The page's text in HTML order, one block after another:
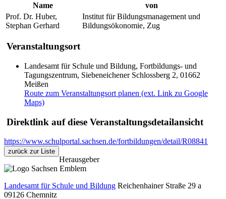
Name
von
Prof. Dr. Huber,
Stephan Gerhard
Institut für Bildungsmanagement und
Bildungsökonomie, Zug
Veranstaltungsort
Landesamt für Schule und Bildung, Fortbildungs- und
Tagungszentrum, Siebeneichener Schlossberg 2, 01662
Meißen
Route zum Veranstaltungsort planen (ext. Link zu Google
Maps)
Direktlink auf diese Veranstaltungsdetailansicht
https://www.schulportal.sachsen.de/fortbildungen/detail/R08841
zurück zur Liste
Herausgeber
Landesamt für Schule und Bildung Reichenhainer Straße 29 a
09126 Chemnitz